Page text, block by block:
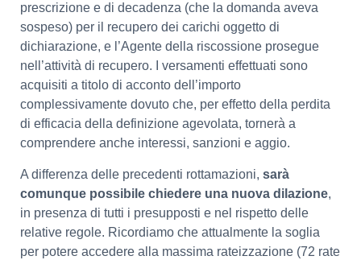
prescrizione e di decadenza (che la domanda aveva
sospeso) per il recupero dei carichi oggetto di
dichiarazione, e l’Agente della riscossione prosegue
nell’attività di recupero. I versamenti effettuati sono
acquisiti a titolo di acconto dell’importo
complessivamente dovuto che, per effetto della perdita
di efficacia della definizione agevolata, tornerà a
comprendere anche interessi, sanzioni e aggio.
A differenza delle precedenti rottamazioni, sarà
comunque possibile chiedere una nuova dilazione,
in presenza di tutti i presupposti e nel rispetto delle
relative regole. Ricordiamo che attualmente la soglia
per potere accedere alla massima rateizzazione (72 rate